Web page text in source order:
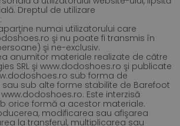
Dreptul de utilizare
numai utilizatorului care
şi nu poate fi transmis în
şi ne-exclusiv.
anumitor materiale realizate de către
SRL şi www.dodoshoes.ro şi publicate
sub forma de
sub alte forme stabilite de Barefoot
www.dodoshoes.ro. Este interzisă
orice formă a acestor materiale.
modificarea sau afişarea
la transferul, multiplicarea sau